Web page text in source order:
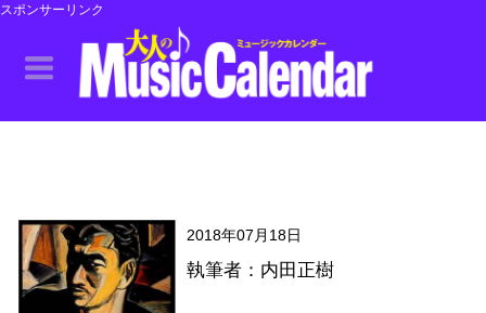
スポンサーリンク
2018年07月18日
執筆者：内田正樹